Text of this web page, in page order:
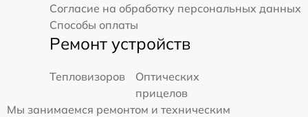
Согласие на обработку персональных данных
Способы оплаты
Ремонт устройств
Тепловизоров
Оптических
прицелов
Мы занимаемся ремонтом и техническим